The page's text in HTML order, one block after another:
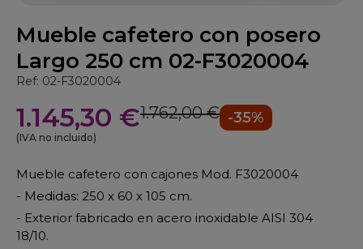
Mueble cafetero con posero
Largo 250 cm 02-F3020004
Ref: 02-F3020004
1.145,30 €1.762,00 € -35%
(IVA no incluido)
Mueble cafetero con cajones Mod. F3020004
- Medidas: 250 x 60 x 105 cm.
- Exterior fabricado en acero inoxidable AISI 304
18/10.